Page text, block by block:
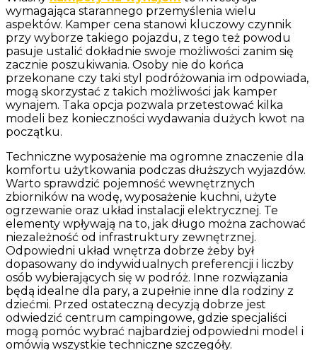
rzeczy
należy
zwrócić
uwagę
przy
wyborze
wymagająca starannego przemyślenia wielu
aspektów. Kamper cena stanowi kluczowy czynnik
przy wyborze takiego pojazdu, z tego też powodu
pasuje ustalić dokładnie swoje możliwości zanim się
zacznie poszukiwania. Osoby nie do końca
przekonane czy taki styl podróżowania im odpowiada,
mogą skorzystać z takich możliwości jak kamper
wynajem. Taka opcja pozwala przetestować kilka
modeli bez konieczności wydawania dużych kwot na
początku.
Techniczne wyposażenie ma ogromne znaczenie dla
komfortu użytkowania podczas dłuższych wyjazdów.
Warto sprawdzić pojemność wewnętrznych
zbiorników na wodę, wyposażenie kuchni, użyte
ogrzewanie oraz układ instalacji elektrycznej. Te
elementy wpływają na to, jak długo można zachować
niezależność od infrastruktury zewnętrznej.
Odpowiedni układ wnętrza dobrze żeby był
dopasowany do indywidualnych preferencji i liczby
osób wybierających się w podróż. Inne rozwiązania
będą idealne dla pary, a zupełnie inne dla rodziny z
dziećmi. Przed ostateczną decyzją dobrze jest
odwiedzić centrum campingowe, gdzie specjaliści
mogą pomóc wybrać najbardziej odpowiedni model i
omówią wszystkie techniczne szczegóły.